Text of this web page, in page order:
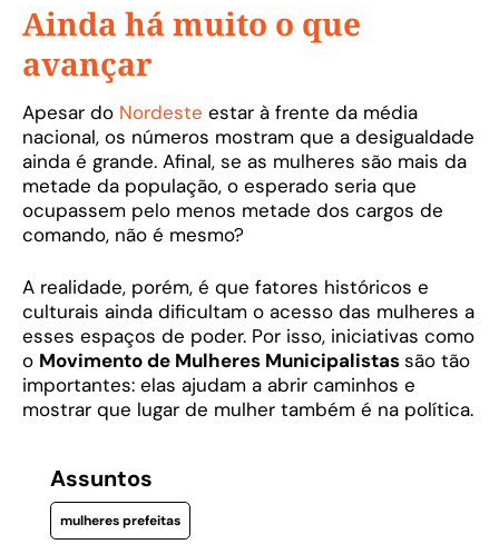
Ainda há muito o que
avançar
Apesar do Nordeste estar à frente da média
nacional, os números mostram que a desigualdade
ainda é grande. Afinal, se as mulheres são mais da
metade da população, o esperado seria que
ocupassem pelo menos metade dos cargos de
comando, não é mesmo?
A realidade, porém, é que fatores históricos e
culturais ainda dificultam o acesso das mulheres a
esses espaços de poder. Por isso, iniciativas como
o Movimento de Mulheres Municipalistassão tão
importantes: elas ajudam a abrir caminhos e
mostrar que lugar de mulher também é na política.
Assuntos
mulheres prefeitas